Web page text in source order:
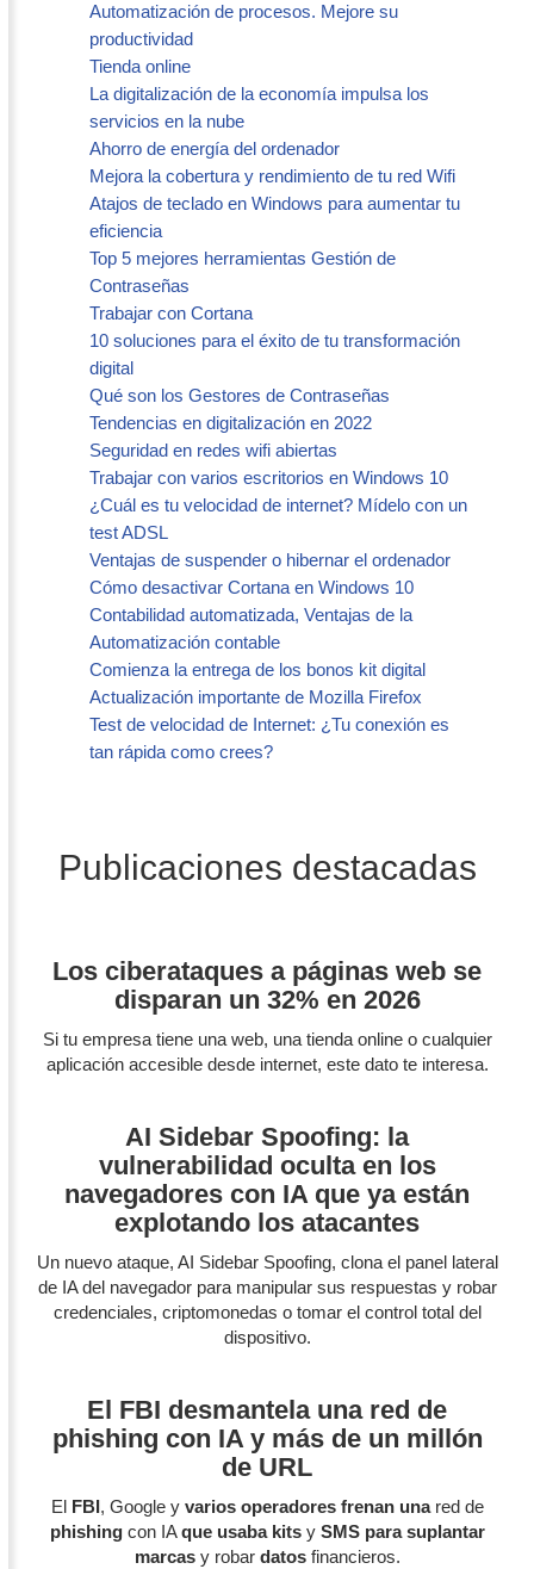
Automatización de procesos. Mejore su
productividad
Tienda online
La digitalización de la economía impulsa los
servicios en la nube
Ahorro de energía del ordenador
Mejora la cobertura y rendimiento de tu red Wifi
Atajos de teclado en Windows para aumentar tu
eficiencia
Top 5 mejores herramientas Gestión de
Contraseñas
Trabajar con Cortana
10 soluciones para el éxito de tu transformación
digital
Qué son los Gestores de Contraseñas
Tendencias en digitalización en 2022
Seguridad en redes wifi abiertas
Trabajar con varios escritorios en Windows 10
¿Cuál es tu velocidad de internet? Mídelo con un
test ADSL
Ventajas de suspender o hibernar el ordenador
Cómo desactivar Cortana en Windows 10
Contabilidad automatizada, Ventajas de la
Automatización contable
Comienza la entrega de los bonos kit digital
Actualización importante de Mozilla Firefox
Test de velocidad de Internet: ¿Tu conexión es
tan rápida como crees?
Publicaciones destacadas
Los ciberataques a páginas web se
disparan un 32% en 2026
Si tu empresa tiene una web, una tienda online o cualquier
aplicación accesible desde internet, este dato te interesa.
AI Sidebar Spoofing: la
vulnerabilidad oculta en los
navegadores con IA que ya están
explotando los atacantes
Un nuevo ataque, AI Sidebar Spoofing, clona el panel lateral
de IA del navegador para manipular sus respuestas y robar
credenciales, criptomonedas o tomar el control total del
dispositivo.
El FBI desmantela una red de
phishing con IA y más de un millón
de URL
El FBI, Google y varios operadores frenan unared de
phishingcon IAque usaba kitsy SMS para suplantar
marcasy robar datosfinancieros.